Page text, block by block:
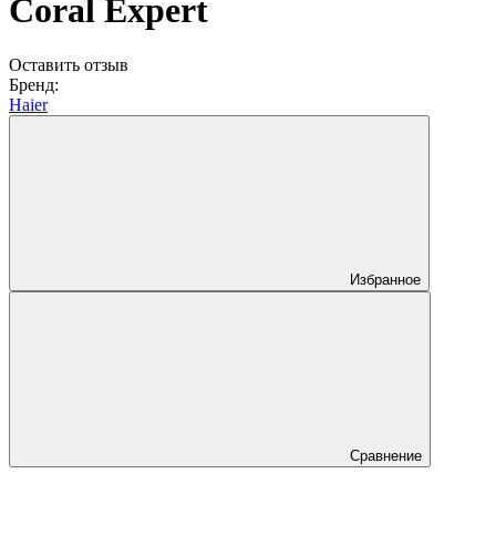
Coral Expert
Оставить отзыв
Бренд:
Haier
Избранное
Сравнение